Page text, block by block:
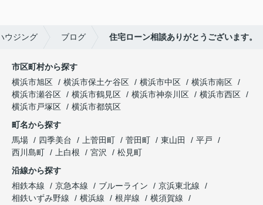
ウジング ブログ 住宅ローン相談ありがとうございます。
市区町村から探す
横浜市旭区
横浜市保土ケ谷区 横浜市中区
横浜市南区
横浜市瀬谷区
横浜市鶴見区 横浜市神奈川区
横浜市西区
横浜市戸塚区
横浜市都筑区
町名から探す
馬場
四季美台 上菅田町 菅田町 東山田
平戸
西川島町
上白根 宮沢
松見町
沿線から探す
相鉄本線
京急本線 ブルーライン
京浜東北線
相鉄いずみ野線
横浜線 根岸線
横須賀線